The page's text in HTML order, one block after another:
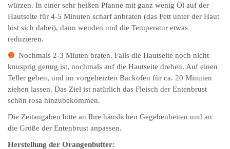
würzen. In einer sehr heißen Pfanne mit ganz wenig Öl auf der
Hautseite für 4-5 Minuten scharf anbraten (das Fett unter der Haut
löst sich dabei), dann wenden und die Temperatur etwas
reduzieren.
❸ Nochmals 2-3 Miuten braten. Falls die Hautseite noch nicht
knusprig genug ist, nochmals auf die Hautseite drehen. Auf einen
Teller geben, und im vorgeheizten Backofen für ca. 20 Minuten
ziehen lassen. Das Ziel ist natürlich das Fleisch der Entenbrust
schön rosa hinzubekommen.
Die Zeitangaben bitte an Ihre häuslichen Gegebenheiten und an
die Größe der Entenbrust anpassen.
Herstellung der Orangenbutter: